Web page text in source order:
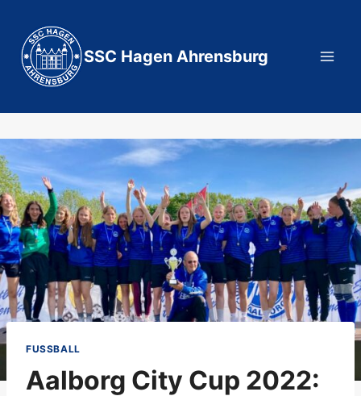
Inhalt
springen
SSC Hagen Ahrensburg
FUSSBALL
Aalborg City Cup 2022: